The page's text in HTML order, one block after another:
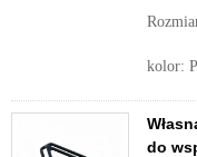
kolor:
do